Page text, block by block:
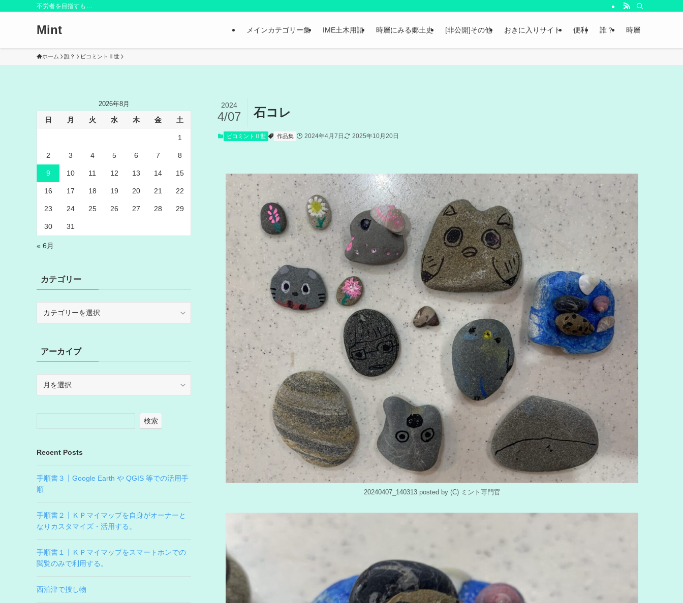
不労者を目指すも…
Mint メインカテゴリー集 IME土木用語 時層にみる郷土史 [非公開]その他 おきに入りサイト 便利 誰？ 時層
ホーム 誰？ ピコミントⅡ世
石コレ
2024
4/07
ピコミントⅡ世 作品集 2024年4月7日 2025年10月20日
20240407_140313 posted by (C) ミント専門官
2026年8月
日 月 火 水 木 金 土
1
2 3 4 5 6 7 8
9 10 11 12 13 14 15
16 17 18 19 20 21 22
23 24 25 26 27 28 29
30 31
« 6月
カテゴリー
ーアーカイブ
イ
検索
Recent Posts
手順書３┃Google Earth や QGIS 等での活用手
順
手順書２┃ＫＰマイマップを自身がオーナーと
なりカスタマイズ・活用する。
手順書１┃ＫＰマイマップをスマートホンでの
閲覧のみで利用する。
西泊津で捜し物